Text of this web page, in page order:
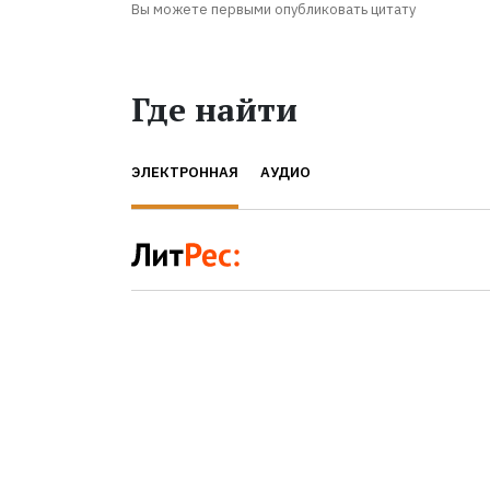
Вы можете первыми опубликовать цитату
Где найти
ЭЛЕКТРОННАЯ АУДИО